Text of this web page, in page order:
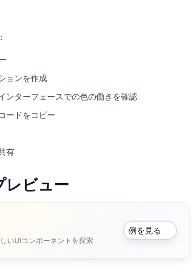
ョンを作成
ンターフェースでの色の働きを確認
ードをコピー
有
レビュー
いUIコンポーネントを探索
例を見る